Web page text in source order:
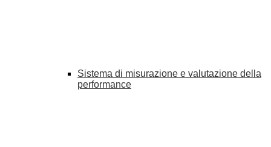
Sistema di misurazione e valutazione della
performance